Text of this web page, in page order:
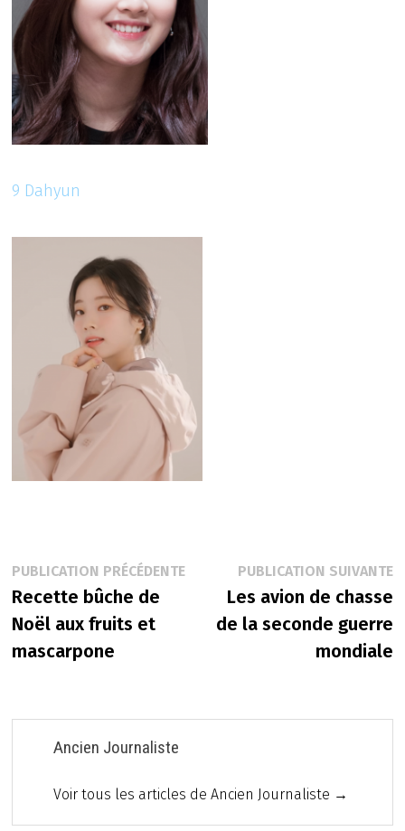
9 Dahyun
Navigation
de
l’article
PUBLICATION PRÉCÉDENTEPublication
précédente :
Recette bûche de
Noël aux fruits et
mascarpone
PUBLICATION SUIVANTE
Les avion de chasse
de la seconde guerre
mondiale
Ancien Journaliste
Voir tous les articles de Ancien Journaliste →